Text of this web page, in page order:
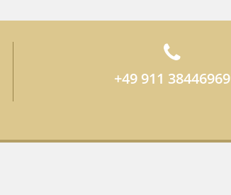
+49 911 38446969